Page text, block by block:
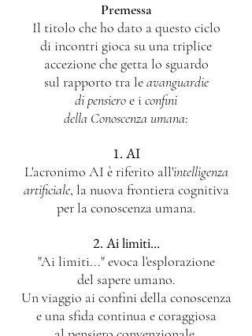
Premessa
Il titolo che ho dato a questo ciclo
di incontri gioca su una triplice
accezione che getta lo sguardo
sul rapporto tra leavanguardie
di pensieroe i confini
della Conoscenza umana:​
1. AI
L'acronimo AI è riferito all'intelligenza
artificiale, la nuova frontiera cognitiva
per la conoscenza umana.
2. Ai limiti...
"Ai limiti..." evoca l'esplorazione
del sapere umano.
Un viaggio ai confini della conoscenza
e una sfida continua e coraggiosa